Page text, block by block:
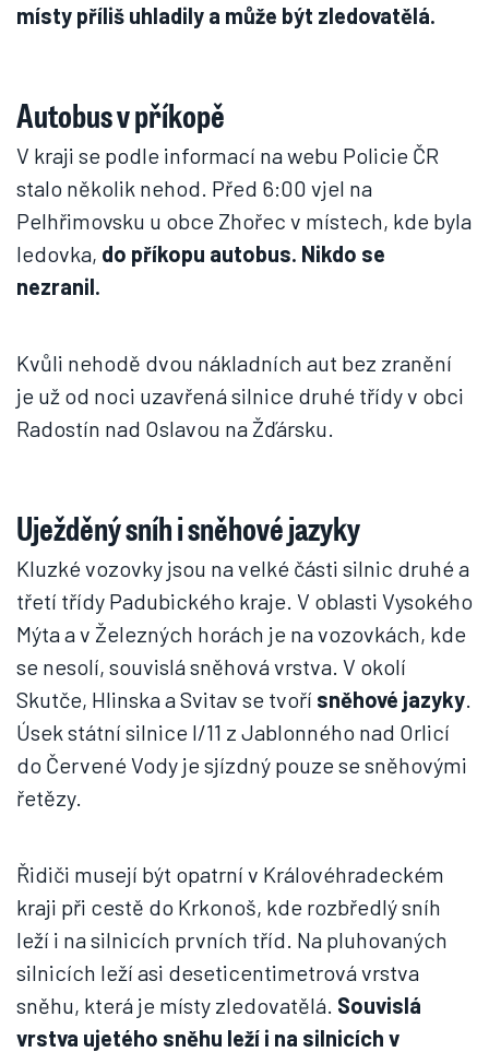
místy příliš uhladily a může být zledovatělá.
Autobus v příkopě
V kraji se podle informací na webu Policie ČR
stalo několik nehod. Před 6:00 vjel na
Pelhřimovsku u obce Zhořec v místech, kde byla
ledovka, do příkopu autobus. Nikdo se
nezranil.
Kvůli nehodě dvou nákladních aut bez zranění
je už od noci uzavřená silnice druhé třídy v obci
Radostín nad Oslavou na Žďársku.
Uježděný sníh i sněhové jazyky
Kluzké vozovky jsou na velké části silnic druhé a
třetí třídy Padubického kraje. V oblasti Vysokého
Mýta a v Železných horách je na vozovkách, kde
se nesolí, souvislá sněhová vrstva. V okolí
Skutče, Hlinska a Svitav se tvoří sněhové jazyky.
Úsek státní silnice I/11 z Jablonného nad Orlicí
do Červené Vody je sjízdný pouze se sněhovými
řetězy.
Řidiči musejí být opatrní v Královéhradeckém
kraji při cestě do Krkonoš, kde rozbředlý sníh
leží i na silnicích prvních tříd. Na pluhovaných
silnicích leží asi deseticentimetrová vrstva
sněhu, která je místy zledovatělá. Souvislá
vrstva ujetého sněhu leží i na silnicích v